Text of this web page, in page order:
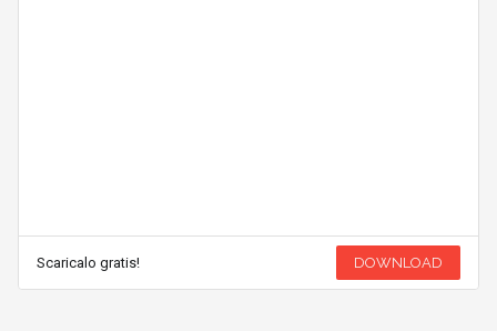
Scaricalo gratis! DOWNLOAD